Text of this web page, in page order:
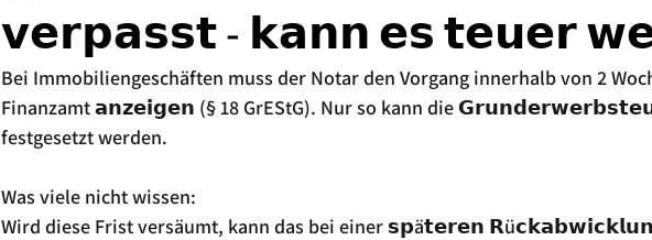
𝘃𝗲𝗿𝗽𝗮𝘀𝘀𝘁 - 𝗸𝗮𝗻𝗻 𝗲𝘀 𝘁𝗲𝘂𝗲𝗿
Bei Immobiliengeschäften muss der Notar den Vorgang innerhalb von 2
Finanzamt 𝗮𝗻𝘇𝗲𝗶𝗴𝗲𝗻 (§ 18 GrEStG). Nur so kann die
festgesetzt werden.
Was viele nicht wissen:
Wird diese Frist versäumt, kann das bei einer 𝘀𝗽ä𝘁𝗲𝗿𝗲𝗻